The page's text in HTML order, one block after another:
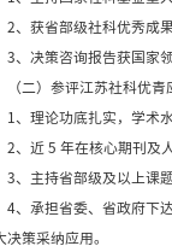
二、
坚持正确
（一）参
1、学术
2、近 5